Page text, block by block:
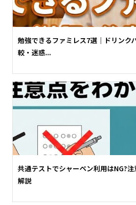
勉強できるファミレス7選｜ドリンク
較・迷惑...
共通テストでシャーペン利用はNG?
解説